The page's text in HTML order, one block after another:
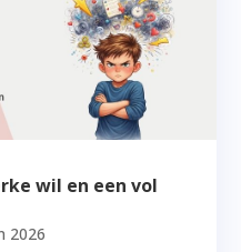
wil en een vol
2026